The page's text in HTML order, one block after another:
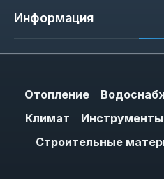
Информация
Отопление
Климат
Инструменты
Строительные